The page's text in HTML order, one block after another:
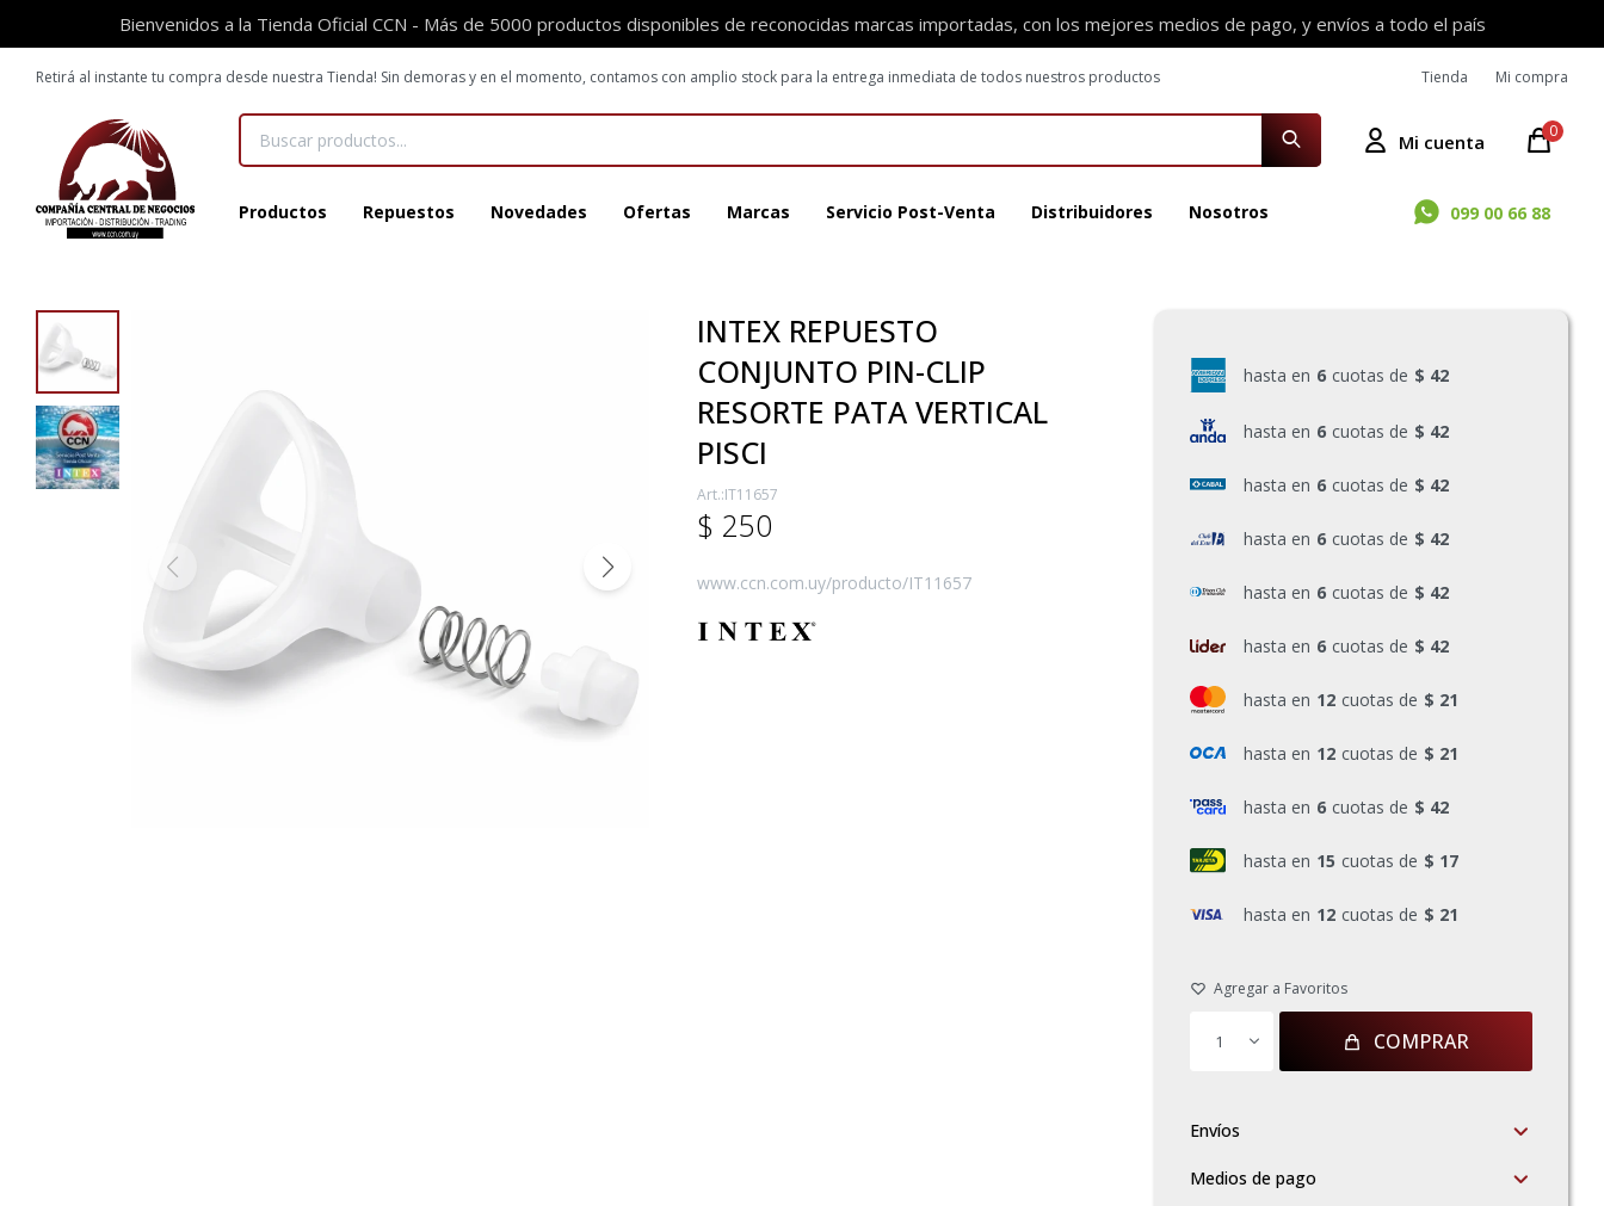
Bienvenidos a la Tienda Oficial CCN - Más de 5000 productos disponibles de reconocidas marcas importadas, con los mejores medios de pago, y envíos a todo el país
Productos Repuestos Novedades Ofertas Marcas Servicio Post-Venta Distribuidores Nosotros 099 00 66 88
0
Retirá al instante tu compra desde nuestra Tienda! Sin demoras y en el momento, contamos con amplio stock para la entrega inmediata de todos nuestros productos Tienda Mi compra
INTEX REPUESTO
CONJUNTO PIN-CLIP
RESORTE PATA VERTICAL
PISCI
IT11657
$ 250
www.ccn.com.uy/producto/IT11657
hasta en 6 cuotas de $ 42
hasta en 6 cuotas de $ 42
hasta en 6 cuotas de $ 42
hasta en 6 cuotas de $ 42
hasta en 6 cuotas de $ 42
hasta en 6 cuotas de $ 42
hasta en 12 cuotas de $ 21
hasta en 12 cuotas de $ 21
hasta en 6 cuotas de $ 42
hasta en 15 cuotas de $ 17
hasta en 12 cuotas de $ 21
1 COMPRAR
Envíos
Medios de pago